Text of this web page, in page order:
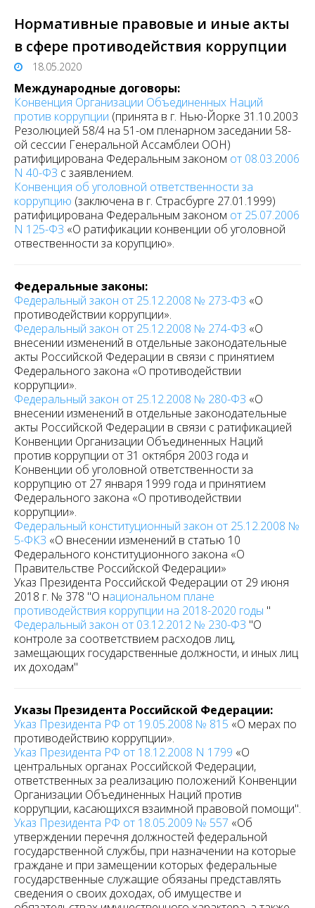
Нормативные правовые и иные акты
в сфере противодействия коррупции
18.05.2020
Международные договоры:
Конвенция Организации Объединенных Наций
против коррупции (принята в г. Нью-Йорке 31.10.2003
Резолюцией 58/4 на 51-ом пленарном заседании 58-
ой сессии Генеральной Ассамблеи ООН)
ратифицирована Федеральным законом от 08.03.2006
N 40-ФЗ с заявлением.
Конвенция об уголовной ответственности за
коррупцию (заключена в г. Страсбурге 27.01.1999)
ратифицирована Федеральным законом от 25.07.2006
N 125-ФЗ «О ратификации конвенции об уголовной
отвественности за корупцию».
Федеральные законы:
Федеральный закон от 25.12.2008 № 273-ФЗ «О
противодействии коррупции».
Федеральный закон от 25.12.2008 № 274-ФЗ «О
внесении изменений в отдельные законодательные
акты Российской Федерации в связи с принятием
Федерального закона «О противодействии
коррупции».
Федеральный закон от 25.12.2008 № 280-ФЗ «О
внесении изменений в отдельные законодательные
акты Российской Федерации в связи с ратификацией
Конвенции Организации Объединенных Наций
против коррупции от 31 октября 2003 года и
Конвенции об уголовной ответственности за
коррупцию от 27 января 1999 года и принятием
Федерального закона «О противодействии
коррупции».
Федеральный конституционный закон от 25.12.2008 №
5-ФКЗ «О внесении изменений в статью 10
Федерального конституционного закона «О
Правительстве Российской Федерации»
Указ Президента Российской Федерации от 29 июня
2018 г. № 378 "О национальном плане
противодействия коррупции на 2018-2020 годы "
Федеральный закон от 03.12.2012 № 230-ФЗ "О
контроле за соответствием расходов лиц,
замещающих государственные должности, и иных лиц
их доходам"
Указы Президента Российской Федерации:
Указ Президента РФ от 19.05.2008 № 815 «О мерах по
противодействию коррупции».
Указ Президента РФ от 18.12.2008 N 1799 «О
центральных органах Российской Федерации,
ответственных за реализацию положений Конвенции
Организации Объединенных Наций против
коррупции, касающихся взаимной правовой помощи".
Указ Президента РФ от 18.05.2009 № 557 «Об
утверждении перечня должностей федеральной
государственной службы, при назначении на которые
граждане и при замещении которых федеральные
государственные служащие обязаны представлять
сведения о своих доходах, об имуществе и